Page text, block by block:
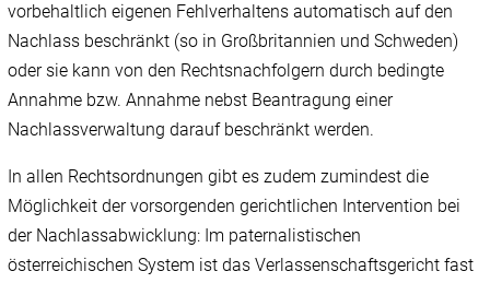
vorbehaltlich eigenen Fehlverhaltens automatisch auf den
Nachlass beschränkt (so in Großbritannien und Schweden)
oder sie kann von den Rechtsnachfolgern durch bedingte
Annahme bzw. Annahme nebst Beantragung einer
Nachlassverwaltung darauf beschränkt werden.
In allen Rechtsordnungen gibt es zudem zumindest die
Möglichkeit der vorsorgenden gerichtlichen Intervention bei
der Nachlassabwicklung: Im paternalistischen
österreichischen System ist das Verlassenschaftsgericht fast